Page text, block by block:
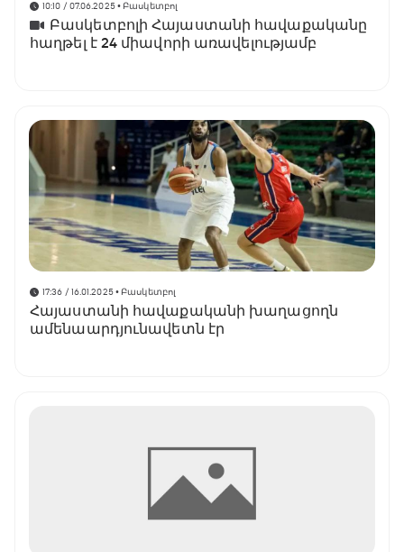
10:10 / 07.06.2025• Բասկետբոլ
Բասկետբոլի Հայաստանի հավաքականը
հաղթել է 24 միավորի առավելությամբ
17:36 / 16.01.2025• Բասկետբոլ
Հայաստանի հավաքականի խաղացողն
ամենաարդյունավետն էր